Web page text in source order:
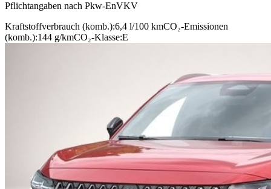
Pflichtangaben nach Pkw-EnVKV
Kraftstoffverbrauch (komb.):6,4 l/100 kmCO₂-Emissionen
(komb.):144 g/kmCO₂-Klasse:E